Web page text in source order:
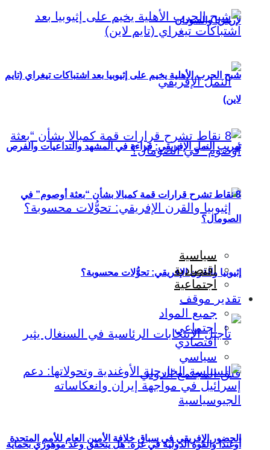
لإريتريا والسودان
تهريب النمل الإفريقي: قراءة في المشهد والتداعيات والفرص
إثيوبيا والقرن الإفريقي: تحوُّلات محسوبة؟
الحضور الإفريقي في سباق خلافة الأمين العام للأمم المتحدة
شبح الحرب الأهلية يخيم على إثيوبيا بعد اشتباكات تيغراي (تايم
لاين)
8 نقاط تشرح قرارات قمة كمبالا بشأن “بعثة أوصوم” في
الصومال؟
سياسية
اقتصادية
اجتماعية
تقدير موقف
جميع المواد
اجتماعي
اقتصادي
سياسي
أوغندا والقوة الدولية في غزة: هل يتحقق وعد موهوزي بحماية